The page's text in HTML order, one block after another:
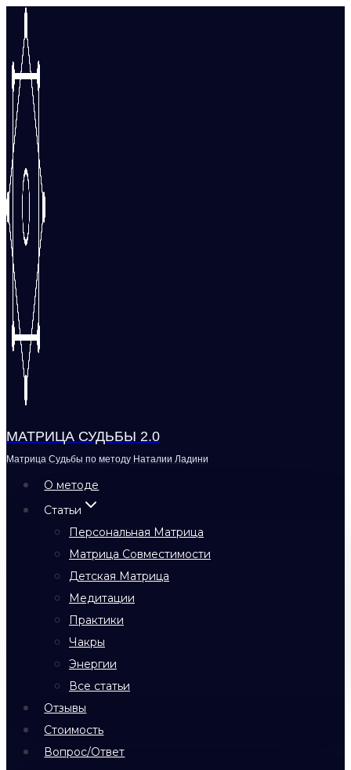
Перейти
содержимому
МАТРИЦА СУДЬБЫ 2.0
Матрица Судьбы по методу Наталии Ладини
О методе
Статьи
Персональная Матрица
Матрица Совместимости
Детская Матрица
Медитации
Практики
Чакры
Энергии
Все статьи
Отзывы
Стоимость
Вопрос/Ответ